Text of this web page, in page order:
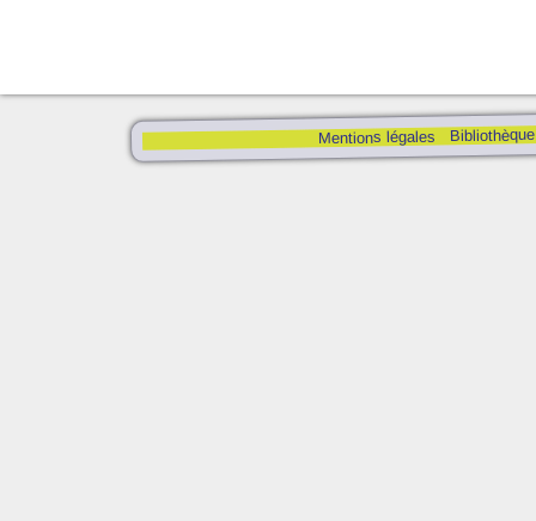
Mentions légales